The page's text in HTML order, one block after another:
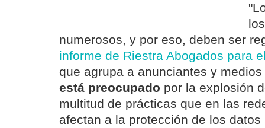
numerosos, y por eso, deben ser
informe de Riestra Abogados para
que agrupa a anunciantes y
está preocupado por la explosión
multitud de prácticas que en las
afectan a la protección de los